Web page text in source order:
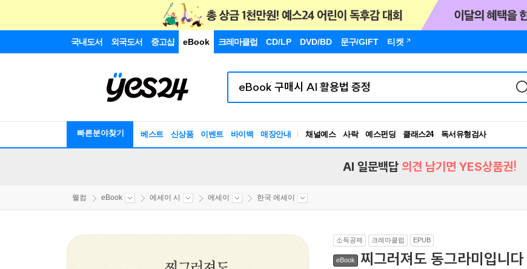
국내도서 외국도서 중고샵 eBook 크레마클럽 CD/LP DVD/BD 문구/GIFT 티켓
빠른분야찾기 베스트 신상품 이벤트 바이백 매장안내 채널예스 사락 예스펀딩 클래스24
독서유형검사
RBTI Lab
AI 일문백답 의견 남기면 YES상품권!
웰컴 eBook 에세이 시 에세이 한국 에세이
소득공제 크레마클럽 EPUB
eBook 찌그러져도 동그라미입니다